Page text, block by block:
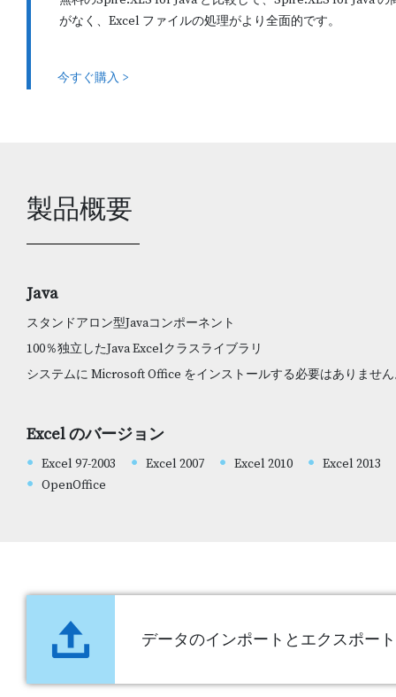
がなく、Excel ファイルの処理がより全面的です。
今すぐ購入 >
製品概要
Java
スタンドアロン型Javaコンポーネント
100％独立したJava Excelクラスライブラリ
システムに Microsoft Office をインストールする必要はありませ
Excel のバージョン
Excel 97-2003 Excel 2007 Excel 2010
Excel 2013
OpenOffice
データのインポートとエクスポート